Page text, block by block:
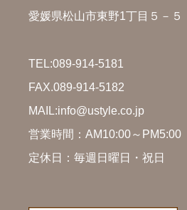
愛媛県松山市東野1丁目５－５
TEL:089-914-5181
FAX.089-914-5182
MAIL:info@ustyle.co.jp
営業時間：AM10:00～PM5:00
定休日：毎週日曜日・祝日